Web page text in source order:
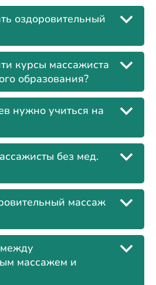
оздоровительный
курсы массажиста
образования?
нужно учиться на
без мед.
массаж
массажем и